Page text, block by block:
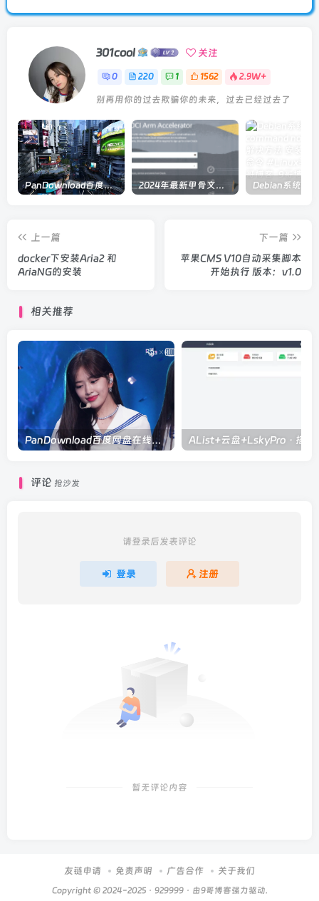
301cool 关注
0 220 1 1562 2.9W+
别再用你的过去欺骗你的未来，过去已经过去了
PanDownload百度网盘在线解析 2024年最新甲骨文注册及申请免费 VPS 教程
上一篇
docker下安装Aria2 和
AriaNG的安装
下一篇
苹果CMS V10自动采集脚本
开始执行 版本：v1.0
相关推荐
PanDownload百度网盘在线解析
评论 抢沙发
请登录后发表评论
登录 注册
暂无评论内容
友链申请 免责声明 广告合作 关于我们
Copyright © 2024-2025 · 929999· 由9哥博客强力驱动.